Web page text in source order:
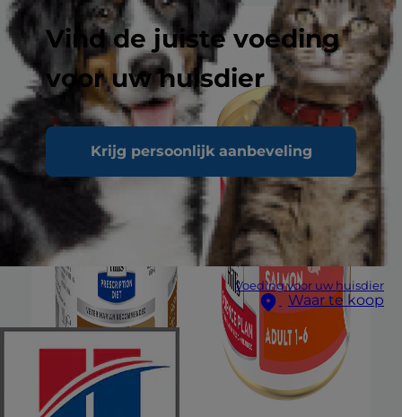
Vind de juiste voeding
voor uw huisdier
Krijg persoonlijk aanbeveling
Voeding voor uw huisdier
Waar te koop